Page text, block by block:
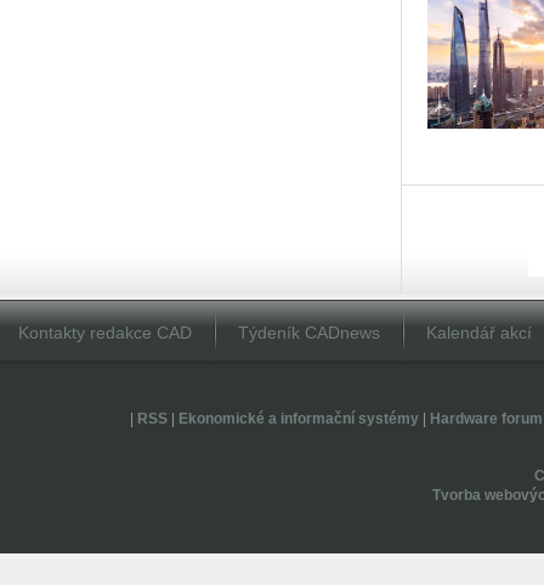
Kontakty redakce CAD Týdeník CADnews Kalendář akcí
RSS| Ekonomické a informační systémy| Hardware forum
Tvorba